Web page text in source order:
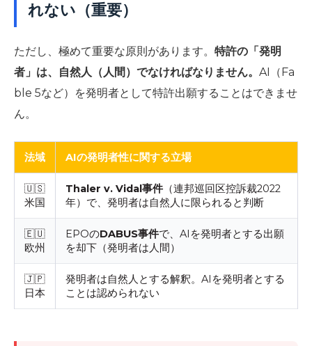
れない（重要）
ただし、極めて重要な原則があります。 特許の「発明
者」は、自然人（人間）でなければなりません。 AI（Fa
ble 5など）を発明者として特許出願することはできませ
ん。
法域 AIの発明者性に関する立場
🇺🇸
米国
Thaler v. Vidal事件 （連邦巡回区控訴裁2022
年）で、発明者は自然人に限られると判断
🇪🇺
欧州
EPOのDABUS事件で、AIを発明者とする出願
を却下（発明者は人間）
🇯🇵
日本
発明者は自然人とする解釈。AIを発明者とする
ことは認められない